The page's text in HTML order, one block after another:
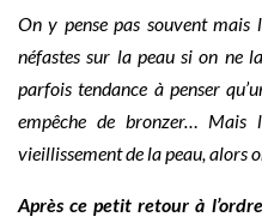
On y pense pas souvent
néfastes sur la peau si on ne
parfois tendance à penser
empêche de bronzer… Mais
vieillissement de la peau, alors
Après ce petit retour à